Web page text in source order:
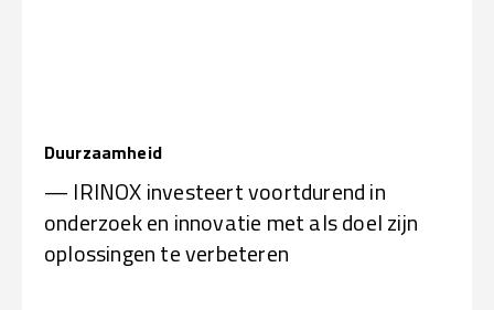
Duurzaamheid
— IRINOX investeert voortdurend in
onderzoek en innovatie met als doel zijn
oplossingen te verbeteren